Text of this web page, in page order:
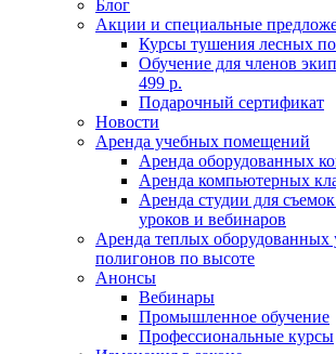
Блог
Акции и специальные
Курсы тушения лесных
Обучение для членов
499 р.
Подарочный сертификат
Новости
Аренда учебных помещений
Аренда оборудованных
Аренда компьютерных
Аренда студии для
уроков и вебинаров
Аренда теплых оборудованных
полигонов по высоте
Анонсы
Вебинары
Промышленное обучение
Профессиональные курсы